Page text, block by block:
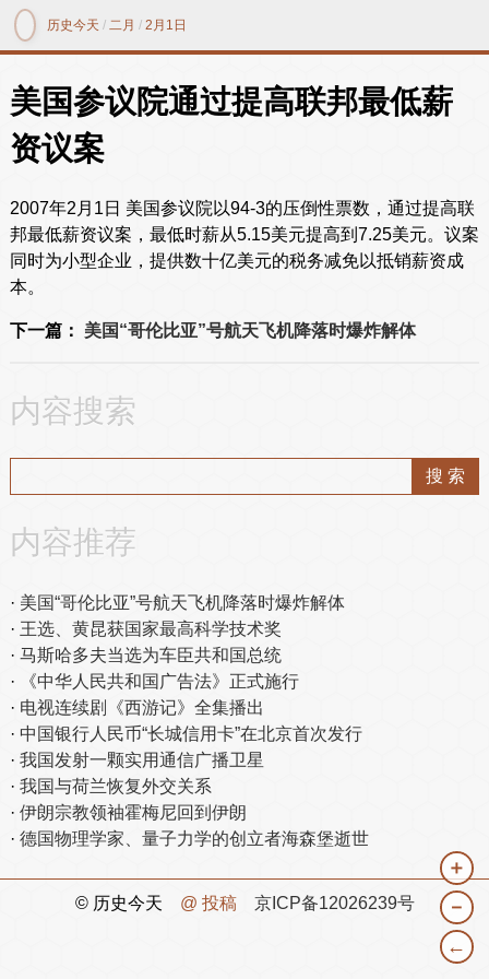
历史今天 /二月 /2月1日
美国参议院通过提高联邦最低薪
资议案
2007年2月1日 美国参议院以94-3的压倒性票数，通过提高联
邦最低薪资议案，最低时薪从5.15美元提高到7.25美元。议案
同时为小型企业，提供数十亿美元的税务减免以抵销薪资成
本。
下一篇： 美国“哥伦比亚”号航天飞机降落时爆炸解体
内容搜索
内容推荐
美国“哥伦比亚”号航天飞机降落时爆炸解体
王选、黄昆获国家最高科学技术奖
马斯哈多夫当选为车臣共和国总统
《中华人民共和国广告法》正式施行
电视连续剧《西游记》全集播出
中国银行人民币“长城信用卡”在北京首次发行
我国发射一颗实用通信广播卫星
我国与荷兰恢复外交关系
伊朗宗教领袖霍梅尼回到伊朗
德国物理学家、量子力学的创立者海森堡逝世
＋
－
←
© 历史今天 @ 投稿 京ICP备12026239号